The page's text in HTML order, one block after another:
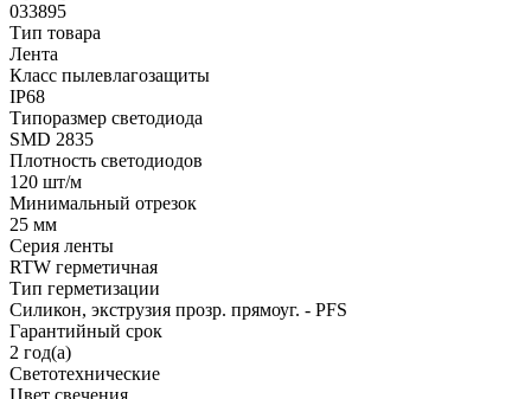
033895
Тип товара
Лента
Класс пылевлагозащиты
IP68
Типоразмер светодиода
SMD 2835
Плотность светодиодов
120 шт/м
Минимальный отрезок
25 мм
Серия ленты
RTW герметичная
Тип герметизации
Силикон, экструзия прозр. прямоуг. - PFS
Гарантийный срок
2 год(а)
Светотехнические
Цвет свечения